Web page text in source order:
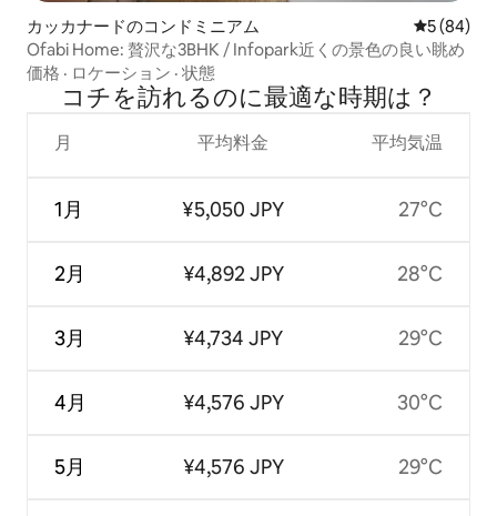
カッカナードのコンドミニアム レビュー
5 (84)
Ofabi Home: 贅沢な3BHK / Infopark近くの景色の良い眺め
価格 · ロケーション · 状態
コチを訪⁠れ⁠るの⁠に最⁠適⁠な時⁠期⁠は⁠？
月
1月
2月
3月
4月
5月
平均料金
¥5,050 JPY
¥4,892 JPY
¥4,734 JPY
¥4,576 JPY
¥4,576 JPY
平均気温
27°C
28°C
29°C
30°C
29°C